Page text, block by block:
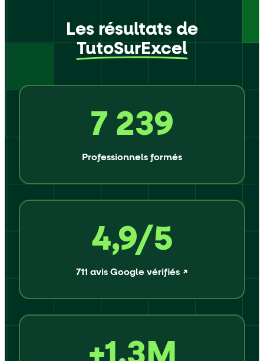
Les résultats de
TutoSurExcel
7 239
Professionnels formés
4,9/5
711 avis Google vérifiés ↗